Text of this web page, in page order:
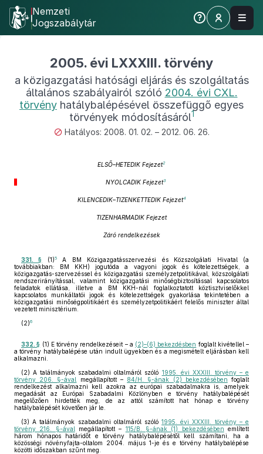
Nemzeti
Jogszabálytár
2005. évi LXXXIII. törvény
a közigazgatási hatósági eljárás és szolgáltatás
általános szabályairól szóló 2004. évi CXL.
törvény hatálybalépésével összefüggő egyes
törvények módosításáról1
Hatályos: 2008. 01. 02. – 2012. 06. 26.
ELSŐ–HETEDIK Fejezet2
NYOLCADIK Fejezet3
KILENCEDIK–TIZENKETTEDIK Fejezet4
TIZENHARMADIK Fejezet
Záró rendelkezések
331. § (1)5A BM Közigazgatásszervezési és Közszolgálati Hivatal (a
továbbiakban: BM KKH) jogutóda a vagyoni jogok és kötelezettségek, a
közigazgatás-szervezéssel és közigazgatási személyzetpolitikával, közszolgálati
rendszerirányítással, valamint közigazgatási minőségbiztosítással kapcsolatos
feladatok ellátása, illetve a BM KKH-nál foglalkoztatott köztisztviselőkkel
kapcsolatos munkáltatói jogok és kötelezettségek gyakorlása tekintetében a
közigazgatási minőségpolitikáért és személyzetpolitikáért felelős miniszter által
vezetett minisztérium.
(2)6
332. § (1) E törvény rendelkezéseit – a (2)–(6) bekezdésben foglalt kivétellel –
a törvény hatálybalépése után indult ügyekben és a megismételt eljárásban kell
alkalmazni.
(2) A találmányok szabadalmi oltalmáról szóló 1995. évi XXXIII. törvény – e
törvény 206. §-ával
megállapított – 84/H. §-ának (2) bekezdésében foglalt
rendelkezést alkalmazni kell azokra az európai szabadalmakra is, amelyek
megadását az Európai Szabadalmi Közlönyben e törvény hatálybalépését
megelőzően hirdették meg, de az attól számított hat hónap e törvény
hatálybalépését követően jár le.
(3) A találmányok szabadalmi oltalmáról szóló1995. évi XXXIII. törvény – e
törvény 216. §-ával megállapított – 115/B. §-ának (1) bekezdésében említett
három hónapos határidőt e törvény hatálybalépésétől kell számítani, ha a
közösségi növényfajta-oltalom 2004. május 1-je és e törvény hatálybalépése
közötti időszakban szűnt meg.